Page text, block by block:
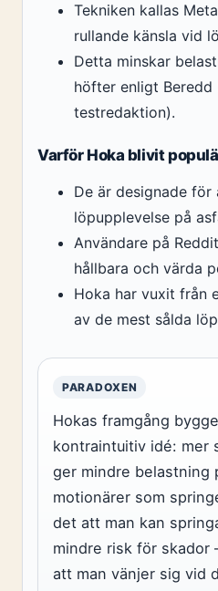
Tekniken kallas
rullande känsla vid
Detta minskar
höfter enligt Beredd
testredaktion).
Varför Hoka blivit
De är designade för
löpupplevelse på
Användare på
hållbara och värda
Hoka har vuxit från
av de mest sålda
PARADOXEN
Hokas framgång
kontraintuitiv idé: mer
ger mindre belastning
motionärer som
det att man kan
mindre risk för skador
att man vänjer sig vid